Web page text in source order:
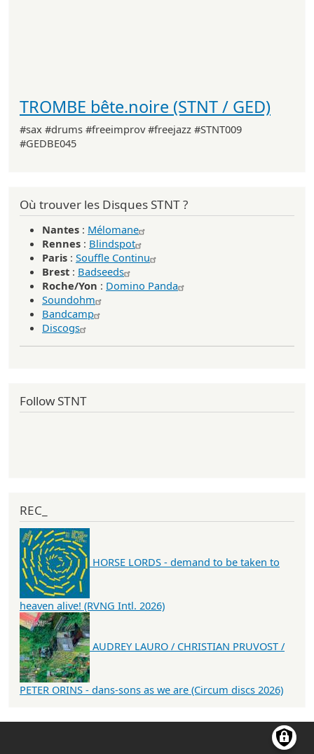
TROMBE bête.noire (STNT / GED)
#sax #drums #freeimprov #freejazz #STNT009
#GEDBE045
Où trouver les Disques STNT ?
Nantes : Mélomane
Rennes : Blindspot
Paris : Souffle Continu
Brest : Badseeds
Roche/Yon : Domino Panda
Soundohm
Bandcamp
Discogs
Follow STNT
REC_
HORSE LORDS - demand to be taken to
heaven alive! (RVNG Intl. 2026)
AUDREY LAURO / CHRISTIAN PRUVOST /
PETER ORINS - dans-sons as we are (Circum discs 2026)